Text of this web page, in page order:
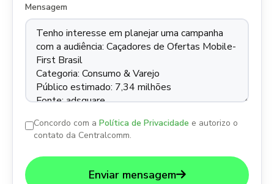
Mensagem
Concordo com aPolítica de Privacidade e autorizo o
contato da Centralcomm.
Enviar mensagem